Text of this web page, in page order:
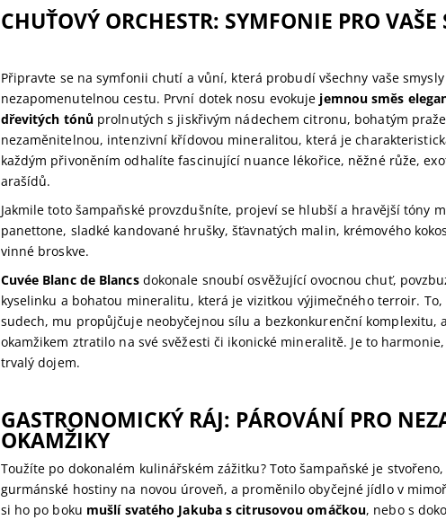
CHUŤOVÝ ORCHESTR: SYMFONIE PRO VAŠE
Připravte se na symfonii chutí a vůní, která probudí všechny vaše smysly
nezapomenutelnou cestu. První dotek nosu evokuje jemnou směs
dřevitých tónůprolnutých s jiskřivým nádechem citronu, bohatým
nezaměnitelnou, intenzivní křídovou mineralitou, která je
každým přivoněním odhalíte fascinující nuance lékořice, něžné růže,
arašídů.
Jakmile toto šampaňské provzdušníte, projeví se hlubší a hravější tóny
panettone, sladké kandované hrušky, šťavnatých malin, krémového
vinné broskve.
Cuvée Blanc de Blancsdokonale snoubí osvěžující ovocnou chuť,
kyselinku a bohatou mineralitu, která je vizitkou výjimečného terroir. To,
sudech, mu propůjčuje neobyčejnou sílu a bezkonkurenční komplexitu,
okamžikem ztratilo na své svěžesti či ikonické mineralitě. Je to
trvalý dojem.
GASTRONOMICKÝ RÁJ: PÁROVÁNÍ PRO
OKAMŽIKY
Toužíte po dokonalém kulinářském zážitku? Toto šampaňské je
gurmánské hostiny na novou úroveň, a proměnilo obyčejné jídlo v
si ho po boku mušlí svatého Jakuba s citrusovou omáčkou, nebo s